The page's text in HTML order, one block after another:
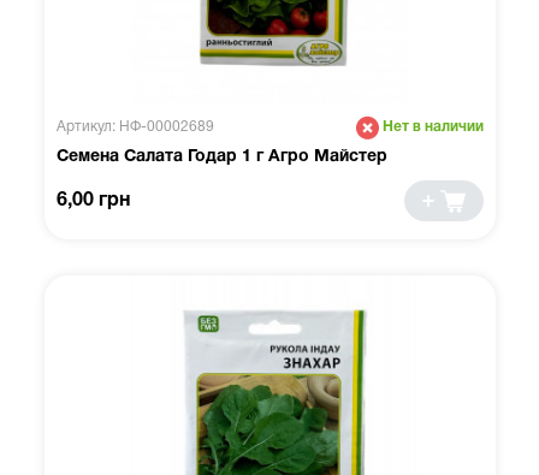
Артикул: НФ-00002689 Нет в наличии
Семена Салата Годар 1 г Агро Майстер
6,00 грн